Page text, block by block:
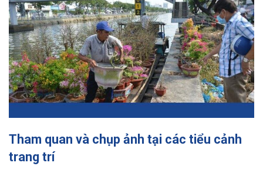
Tham quan và chụp ảnh tại các tiểu cảnh
trang trí